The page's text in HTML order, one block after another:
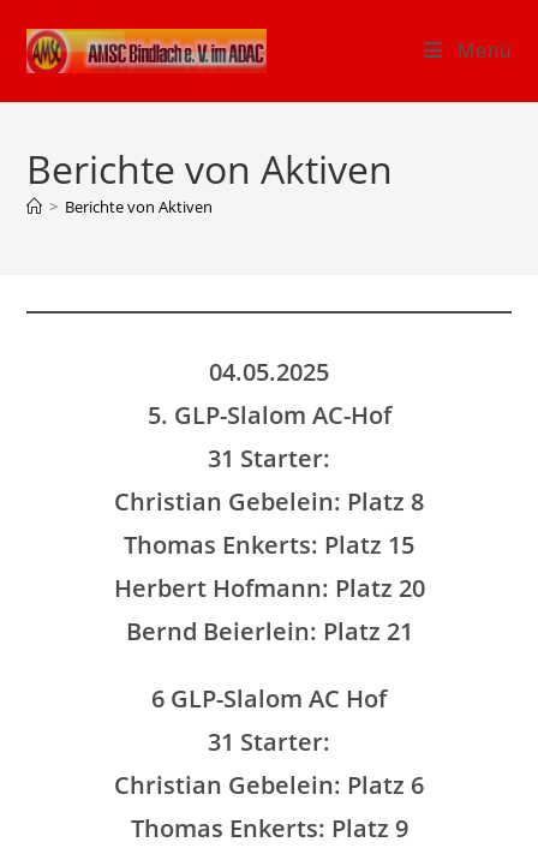
Inhalt
springen
Menü
Berichte von Aktiven
> Berichte von Aktiven
04.05.2025
5. GLP-Slalom AC-Hof
31 Starter:
Christian Gebelein: Platz 8
Thomas Enkerts: Platz 15
Herbert Hofmann: Platz 20
Bernd Beierlein: Platz 21
6 GLP-Slalom AC Hof
31 Starter:
Christian Gebelein: Platz 6
Thomas Enkerts: Platz 9